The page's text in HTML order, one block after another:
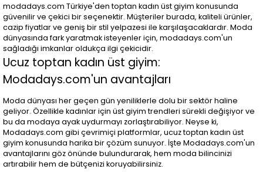
modadays.com Türkiye'den toptan kadın üst giyim konusunda
güvenilir ve çekici bir seçenektir. Müşteriler burada, kaliteli ürünler,
cazip fiyatlar ve geniş bir stil yelpazesi ile karşılaşacaklardır. Moda
dünyasında fark yaratmak isteyenler için, modadays.com'un
sağladığı imkanlar oldukça ilgi çekicidir.
Ucuz toptan kadın üst giyim:
Modadays.com'un avantajları
Moda dünyası her geçen gün yeniliklerle dolu bir sektör haline
geliyor. Özellikle kadınlar için üst giyim trendleri sürekli değişiyor ve
bu da modaya ayak uydurmayı zorlaştırabiliyor. Neyse ki,
Modadays.com gibi çevrimiçi platformlar, ucuz toptan kadın üst
giyim konusunda harika bir çözüm sunuyor. İşte Modadays.com'un
avantajlarını göz önünde bulundurarak, hem moda bilincinizi
artırabilir hem de bütçenizi koruyabilirsiniz.